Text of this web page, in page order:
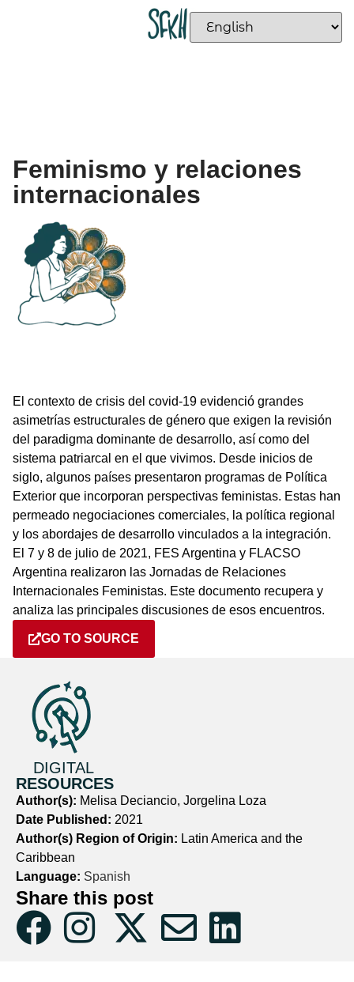
Feminismo y relaciones
internacionales
El contexto de crisis del covid-19 evidenció grandes
asimetrías estructurales de género que exigen la revisión
del paradigma dominante de desarrollo, así como del
sistema patriarcal en el que vivimos. Desde inicios de
siglo, algunos países presentaron programas de Política
Exterior que incorporan perspectivas feministas. Estas han
permeado negociaciones comerciales, la política regional
y los abordajes de desarrollo vinculados a la integración.
El 7 y 8 de julio de 2021, FES Argentina y FLACSO
Argentina realizaron las Jornadas de Relaciones
Internacionales Feministas. Este documento recupera y
analiza las principales discusiones de esos encuentros.
GO TO SOURCE
DIGITAL
RESOURCES
Author(s): Melisa Deciancio, Jorgelina Loza
Date Published: 2021
Author(s) Region of Origin: Latin America and the
Caribbean
Language: Spanish
Share this post